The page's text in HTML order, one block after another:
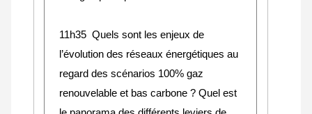
11h35 Quels sont les enjeux de
l’évolution des réseaux énergétiques au
regard des scénarios 100% gaz
renouvelable et bas carbone ? Quel est